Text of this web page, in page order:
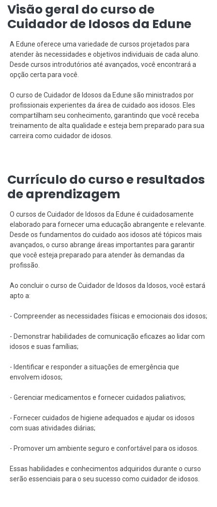
Visão geral do curso de
Cuidador de Idosos da Edune
A Edune oferece uma variedade de cursos projetados para
atender às necessidades e objetivos individuais de cada aluno.
Desde cursos introdutórios até avançados, você encontrará a
opção certa para você.
O curso de Cuidador de Idosos da Edune são ministrados por
profissionais experientes da área de cuidado aos idosos. Eles
compartilham seu conhecimento, garantindo que você receba
treinamento de alta qualidade e esteja bem preparado para sua
carreira como cuidador de idosos.
Currículo do curso e resultados
de aprendizagem
O cursos de Cuidador de Idosos da Edune é cuidadosamente
elaborado para fornecer uma educação abrangente e relevante.
Desde os fundamentos do cuidado aos idosos até tópicos mais
avançados, o curso abrange áreas importantes para garantir
que você esteja preparado para atender às demandas da
profissão.
Ao concluir o curso de Cuidador de Idosos da Idosos, você estará
apto a:
- Compreender as necessidades físicas e emocionais dos idosos;
- Demonstrar habilidades de comunicação eficazes ao lidar com
idosos e suas famílias;
- Identificar e responder a situações de emergência que
envolvem idosos;
- Gerenciar medicamentos e fornecer cuidados paliativos;
- Fornecer cuidados de higiene adequados e ajudar os idosos
com suas atividades diárias;
- Promover um ambiente seguro e confortável para os idosos.
Essas habilidades e conhecimentos adquiridos durante o curso
serão essenciais para o seu sucesso como cuidador de idosos.